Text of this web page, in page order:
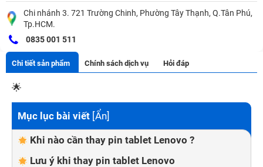
Chi nhánh 3. 721 Trường Chinh, Phường Tây Thạnh, Q.Tân Phú,
Tp.HCM.
0835 001 511
Chi tiết sản phẩm Chính sách dịch vụ Hỏi đáp
🌟
Mục lục bài viết [Ẩn]
Khi nào cần thay pin tablet Lenovo ?
Lưu ý khi thay pin tablet Lenovo